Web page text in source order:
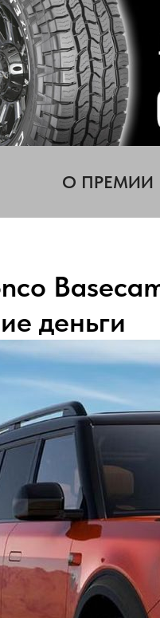
О ПРЕМИИ
деньги